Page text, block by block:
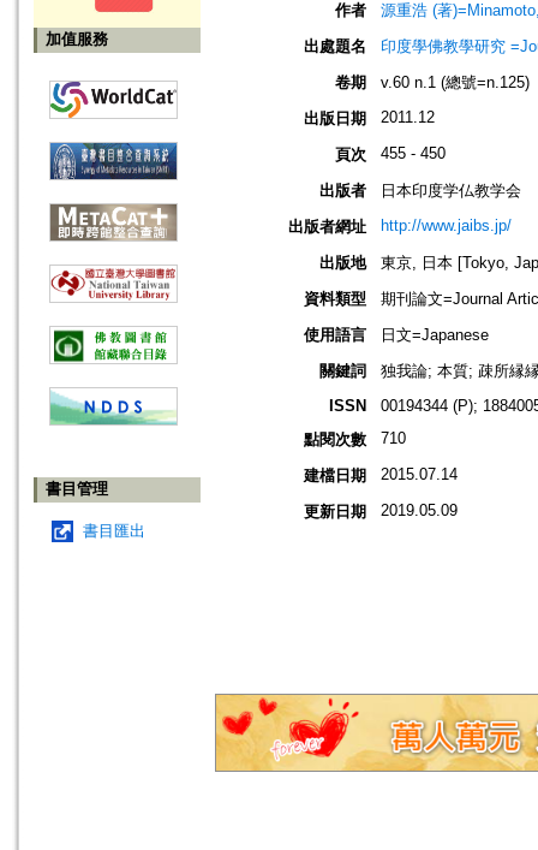
加值服務
書目管理
書目匯出
作者
源重浩 (著
出處題名
印度學佛教學研究
卷期
v.60 n.1 (總號=n.125)
出版日期
2011.12
頁次 455 - 450
出版者
日本印度学仏教学会
出版者網址
http://www.jaibs.jp/
出版地
東京, 日本 [Tokyo,
資料類型
期刊論文=Journal
使用語言
日文=Japanese
關鍵詞
独我論; 本質; 疎所縁
ISSN
00194344 (P);
點閱次數
710
建檔日期 2015.07.14
更新日期 2019.05.09